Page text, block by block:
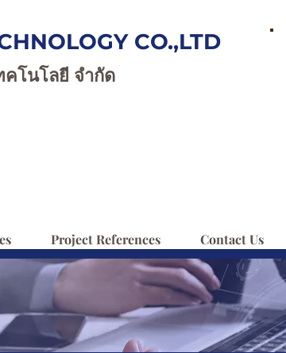
CO.,LTD
โนโลยี จำกัด
Project References Contact Us